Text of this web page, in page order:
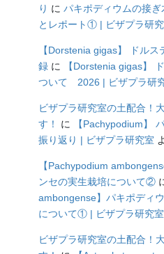
り に パキポディウムの接
とレポート① | ビザプラ研
【Dorstenia gigas】 ドル
録 に
【Dorstenia gigas】
ついて 2026 | ビザプラ研
ビザプラ研究室の土配合！
す！
に
【Pachypodium】
振り返り | ビザプラ研究室
【Pachypodium
ンセの実生栽培について②
ambongense】パキポディ
について① | ビザプラ研究室
ビザプラ研究室の土配合！